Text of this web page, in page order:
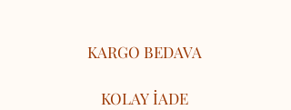
KARGO BEDAVA
KOLAY İADE